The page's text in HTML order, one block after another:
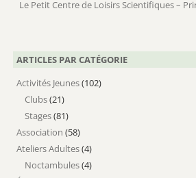
Le Petit Centre de Loisirs Scientifiques –
ARTICLES PAR CATÉGORIE
Activités Jeunes(102)
Clubs(21)
Stages(81)
Association (58)
Ateliers Adultes(4)
Noctambules(4)